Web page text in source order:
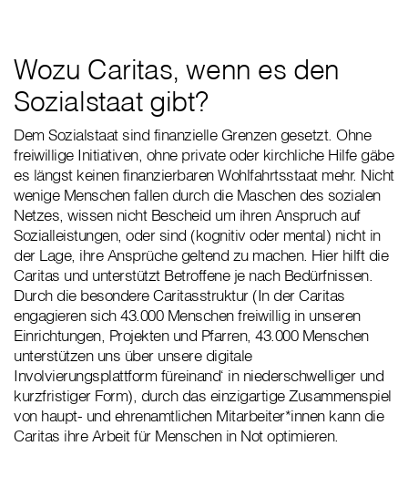
Wozu Caritas, wenn es den
Sozialstaat gibt?
Dem Sozialstaat sind finanzielle Grenzen gesetzt. Ohne
freiwillige Initiativen, ohne private oder kirchliche Hilfe gäbe
es längst keinen finanzierbaren Wohlfahrtsstaat mehr. Nicht
wenige Menschen fallen durch die Maschen des sozialen
Netzes, wissen nicht Bescheid um ihren Anspruch auf
Sozialleistungen, oder sind (kognitiv oder mental) nicht in
der Lage, ihre Ansprüche geltend zu machen. Hier hilft die
Caritas und unterstützt Betroffene je nach Bedürfnissen.
Durch die besondere Caritasstruktur (In der Caritas
engagieren sich 43.000 Menschen freiwillig in unseren
Einrichtungen, Projekten und Pfarren, 43.000 Menschen
unterstützen uns über unsere digitale
Involvierungsplattform füreinand‘ in niederschwelliger und
kurzfristiger Form), durch das einzigartige Zusammenspiel
von haupt- und ehrenamtlichen Mitarbeiter*innen kann die
Caritas ihre Arbeit für Menschen in Not optimieren.